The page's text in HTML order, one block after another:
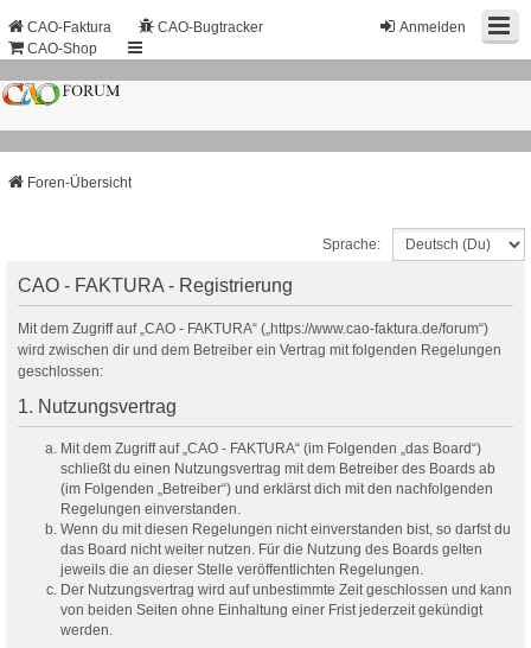
Anmelden
CAO-Faktura
CAO-Bugtracker
CAO-Shop
Foren-Übersicht
Sprache:
CAO - FAKTURA - Registrierung
Mit dem Zugriff auf „CAO - FAKTURA“ („https://www.cao-faktura.de/forum“)
wird zwischen dir und dem Betreiber ein Vertrag mit folgenden Regelungen
geschlossen:
1. Nutzungsvertrag
Mit dem Zugriff auf „CAO - FAKTURA“ (im Folgenden „das Board“)
schließt du einen Nutzungsvertrag mit dem Betreiber des Boards ab
(im Folgenden „Betreiber“) und erklärst dich mit den nachfolgenden
Regelungen einverstanden.
Wenn du mit diesen Regelungen nicht einverstanden bist, so darfst du
das Board nicht weiter nutzen. Für die Nutzung des Boards gelten
jeweils die an dieser Stelle veröffentlichten Regelungen.
Der Nutzungsvertrag wird auf unbestimmte Zeit geschlossen und kann
von beiden Seiten ohne Einhaltung einer Frist jederzeit gekündigt
werden.